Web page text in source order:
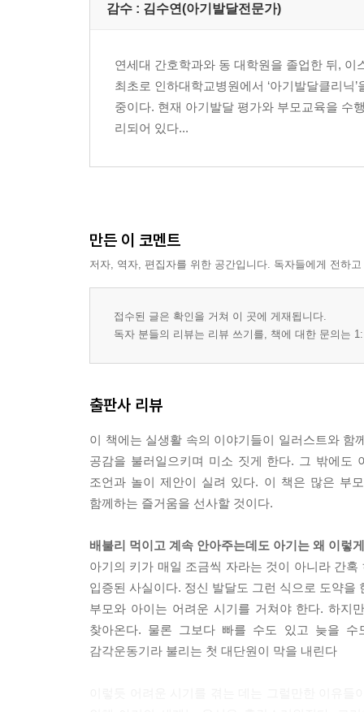
도약의 성과: 아기의 능력을 끌어올려라
도약10단계 71~75주 생후17개월전후 - 비로소 '너'
도약의 시작: 엄마의 사랑을 독점하려 한다
도약하는 아기: 나는 나의 주인, 자아가 싹튼다
도약의 성과: 아기의 능력을 끌어올려라
부록 ㅣ 행복한 아이를 위한 동요 모음CD
찾아보기
감수 : 김수연(아기발달전문가)
연세대 간호학과와 동 대학원을 졸업한 뒤,
최초로 인하대학교병원에서 ‘아기발달클리닉
중이다. 현재 아기발달 평가와 부모교육을 수
리되어 있다...
만든 이 코멘트
저자, 역자, 편집자를 위한 공간입니다. 독자들에게 전하
접수된 글은 확인을 거쳐 이 곳에 게재됩니다.
독자 분들의 리뷰는 리뷰 쓰기를, 책에 대한 문의는
출판사 리뷰
이 책에는 실생활 속의 이야기들이 일러스트와
공감을 불러일으키며 미소 짓게 한다. 그 밖에도
조언과 놀이 제안이 실려 있다. 이 책은 많은 부
함께하는 즐거움을 선사할 것이다.
배불리 먹이고 계속 안아주는데도 아기는 왜 이렇
아기의 키가 매일 조금씩 자라는 것이 아니라 간
입증된 사실이다. 정신 발달도 그런 식으로 도약
부모와 아이는 어려운 시기를 거쳐야 한다. 하지
찾아온다. 물론 그보다 빠를 수도 있고 늦을
감각운동기라 불리는 첫 대단원이 막을 내린다